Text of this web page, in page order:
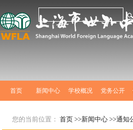
首页 新闻中心 学校概况 党务公开
您的当前位置：首页 >>新闻中心 >>通知